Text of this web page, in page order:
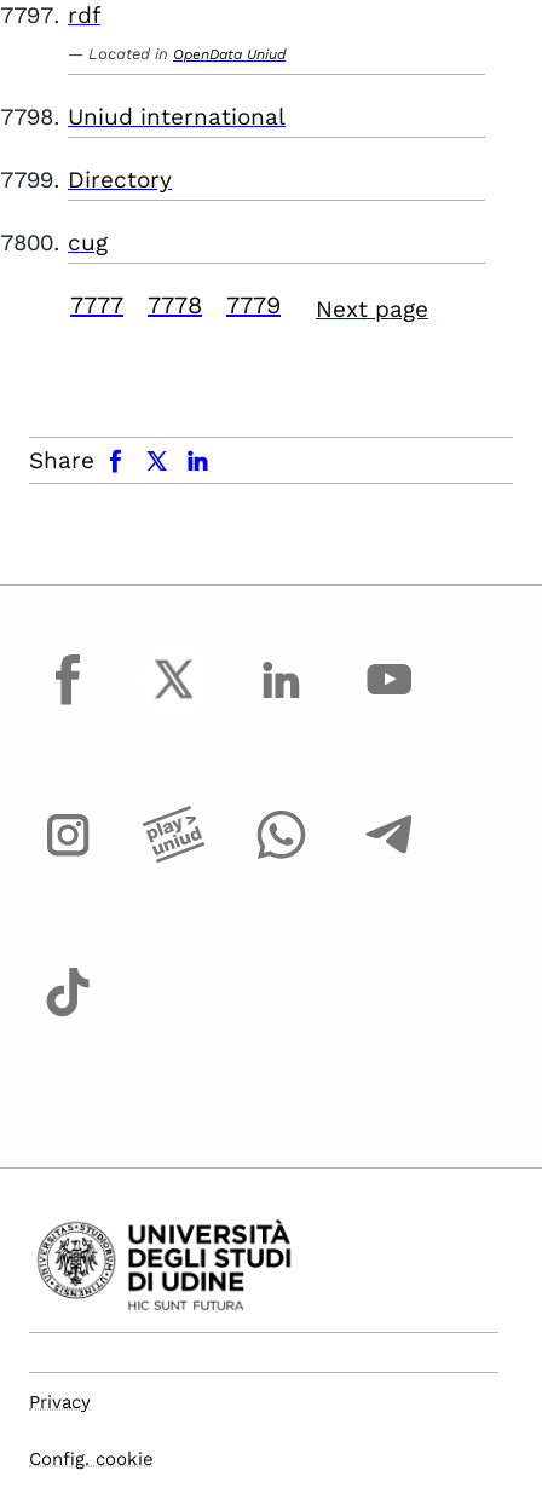
rdf
Located in OpenData Uniud
Uniud international
Directory
cug
7777 7778 7779 Next page
Share
facebook x.com linkedin
facebook
Privacy
Config. cookie